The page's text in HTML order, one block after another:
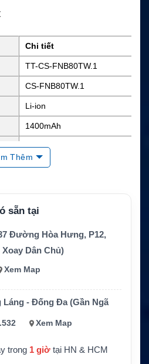
Chi tiết
TT-CS-FNB80TW.1
CS-FNB80TW.1
Li-ion
1400mAh
7.4V
Khoảng 10.36Wh
0.2 lb
FNB-58, FNB-58Li, FNB-80,
FNB-80Li
Yaesu VX-5R, VX-6R, VX-7
-5RS, VX-6, VX-7RB, VXA-7
00 và VXA-710
CS / Pin thay thế tương thíc
Thêm
sẵn tại
Đường Hòa Hưng, P12,
Dân Chủ)
Xem Map
- Đống Đa (Gần Ngã
Xem Map
trong 1 giờtại HN & HCM